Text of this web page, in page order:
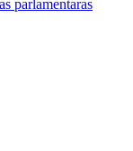
parlamentaras